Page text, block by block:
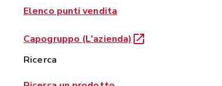
Elenco punti vendita
Capogruppo (L'azienda)
Ricerca